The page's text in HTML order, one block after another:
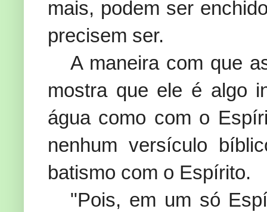
mais, podem ser
precisem ser.
A maneira com que
mostra que ele é algo
água como com o
nenhum versículo
batismo com o Espírito.
"Pois, em um só